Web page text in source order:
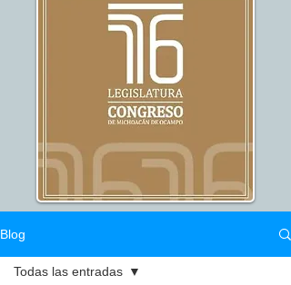
Blog
Todas las entradas